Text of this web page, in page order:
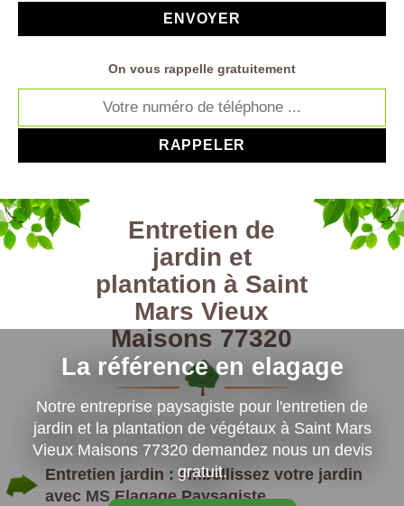
La référence en elagage
Notre entreprise paysagiste pour l'entretien de
jardin et la plantation de végétaux à Saint Mars
Vieux Maisons 77320 demandez nous un devis
gratuit.
On vous rappelle gratuitement
Entretien de
jardin et
plantation à Saint
Mars Vieux
Maisons 77320
Entretien jardin : embellissez votre jardin
avec MS Elagage Paysagiste